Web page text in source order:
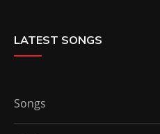
LATEST SONGS
Songs